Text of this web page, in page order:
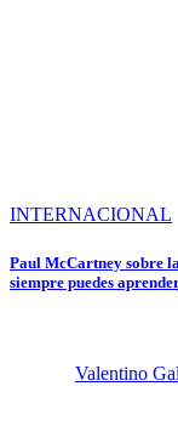
INTERNACIONAL
Paul McCartney sobre
siempre puedes
Valentino